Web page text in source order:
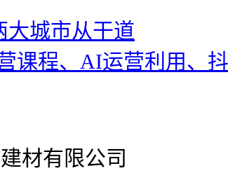
大城市从干道
课程、AI运营利用、抖
材有限公司